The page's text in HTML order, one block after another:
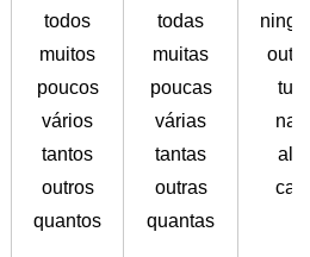
todos
muitos
poucos
vários
tantos
outros
quantos
todas
muitas
poucas
várias
tantas
outras
quantas